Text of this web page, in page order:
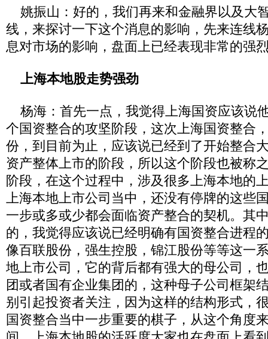
姚振山：好的，我们再来和金融界以及大
线，来探讨一下这个消息的影响，先来连线
息对市场的影响，盘面上已经表现非常的强
上海本地股走势强劲
杨海：首先一点，我觉得上海国资应该说
个国资整合的攻坚阶段，这次上海国资整合
份，到目前为止，应该说已经到了开始整合
资产整体上市的阶段，所以这个阶段也被称
阶段，在这个过程中，涉及很多上海本地的
上海本地上市公司当中，还没有停牌的这些
一步或多或少都会面临资产整合的契机。其
的，我觉得应该说已经明确有国资整合进程
像百联股份，强生控股，锦江股份等等这一
地上市公司，它的背后都有强大的母公司，
团或者国有企业集团的，这种母子公司框架
别引起投资者关注，因为这样的结构形式，
国资整合当中一步重要的棋子，从这个角度